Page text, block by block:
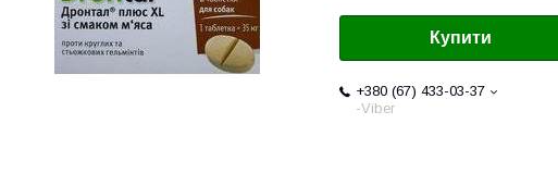
Купити
+380 (67) 433-03-37
-Viber